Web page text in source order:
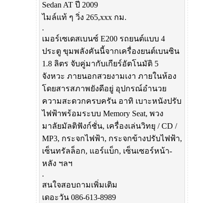
Sedan AT ปี 2009
ไมล์แท้ ๆ วิ่ง 265,xxx กม.
.
เมอร์เซเดสเบนซ์ E200 รถยนต์แบบ 4
ประตู ขุมพลังคันนี้จากเครื่องยนต์เบนซิน
1.8 ลิตร จับคู่มากับเกียร์อัตโนมัติ 5
จังหวะ ภายนอกสวยงามเงา ภายในห้อง
โดยสารสภาพยังดีอยู่ อุปกรณ์อำนวย
ความสะดวกครบครัน อาทิ เบาะหนังปรับ
ไฟฟ้าพร้อมระบบ Memory Seat, พวง
มาลัยมัลติฟังก์ชั่น, เครื่องเล่นวิทยุ / CD /
MP3, กระจกไฟฟ้า, กระจกข้างปรับไฟฟ้า,
เซ็นทรัลล็อก, แอร์แบ็ก, เซ็นเซอร์หน้า-
หลัง ฯลฯ
.
สนใจสอบถามเพิ่มเติม
เดอะวัน 086-613-8989